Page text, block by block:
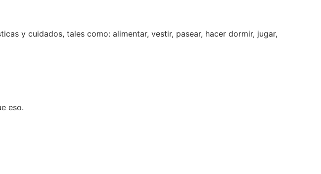
y cuidados, tales como: alimentar, vestir, pasear, hacer dormir, jugar,
eso.